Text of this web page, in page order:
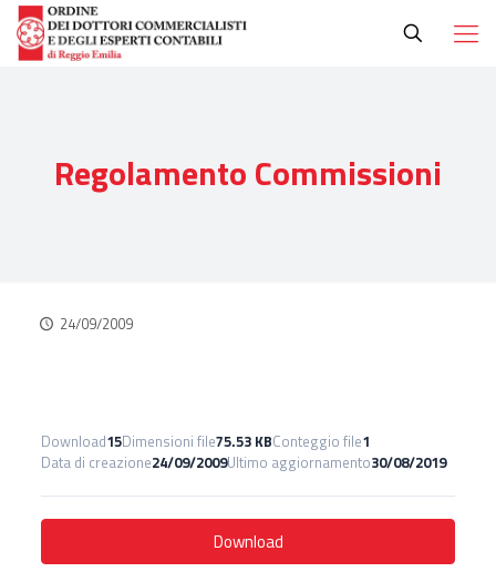
Regolamento Commissioni
24/09/2009
Download15Dimensioni file75.53 KBConteggio file1
Data di creazione24/09/2009Ultimo aggiornamento30/08/2019
Download